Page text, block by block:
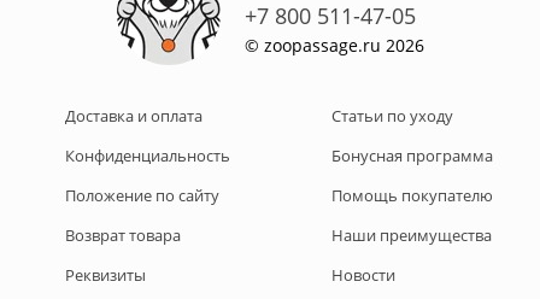
+7 800 511-47-05
© zoopassage.ru 2026
Доставка и оплата
Конфиденциальность
Положение по сайту
Возврат товара
Реквизиты
Статьи по уходу
Бонусная программа
Помощь покупателю
Наши преимущества
Новости